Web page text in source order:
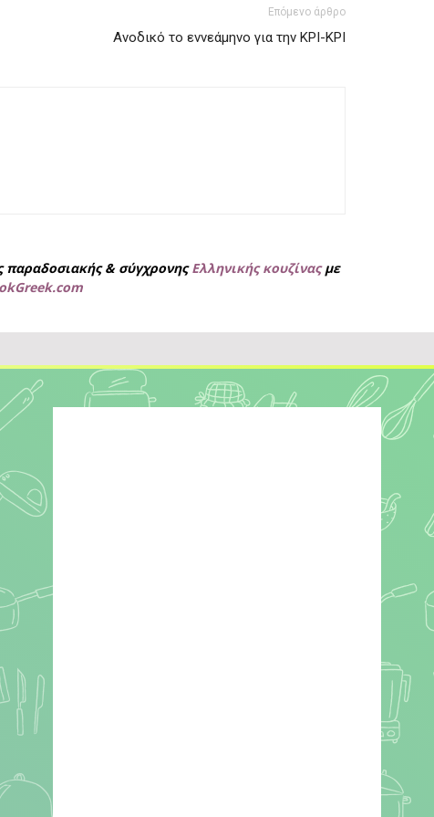
Επόμενο άρθρο
Ανοδικό το εννεάμηνο για την ΚΡΙ-ΚΡΙ
παραδοσιακής & σύγχρονηςΕλληνικής κουζίναςμε